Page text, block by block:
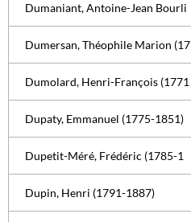
Dumaniant, Antoine-Jean Bourli
Dumersan, Théophile Marion (17
Dumolard, Henri-François (1771
Dupaty, Emmanuel (1775-1851)
Dupetit-Méré, Frédéric (1785-1
Dupin, Henri (1791-1887)